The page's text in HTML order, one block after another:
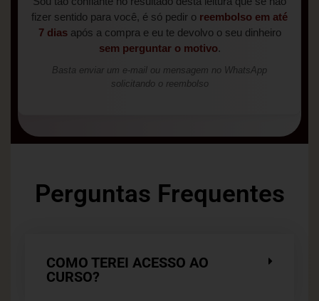
fizer sentido para você, é só pedir o reembolso em até
7 diasapós a compra e eu te devolvo o seu dinheiro
sem perguntar o motivo.
Basta enviar um e-mail ou mensagem no WhatsApp
solicitando o reembolso
Perguntas Frequentes
COMO TEREI ACESSO AO
CURSO?